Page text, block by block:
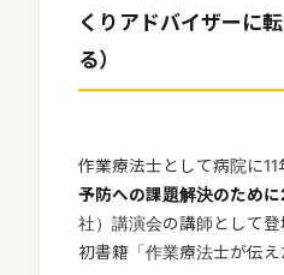
くりアドバイザーに
る）
作業療法士として病院に11
予防への課題解決のため
社）講演会の講師として登
初書籍「作業療法士が伝